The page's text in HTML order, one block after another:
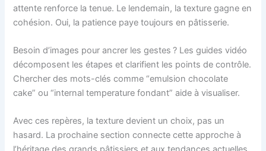
attente renforce la tenue. Le lendemain, la texture gagne en
cohésion. Oui, la patience paye toujours en pâtisserie.
Besoin d’images pour ancrer les gestes ? Les guides vidéo
décomposent les étapes et clarifient les points de contrôle.
Chercher des mots-clés comme “emulsion chocolate
cake” ou “internal temperature fondant” aide à visualiser.
Avec ces repères, la texture devient un choix, pas un
hasard. La prochaine section connecte cette approche à